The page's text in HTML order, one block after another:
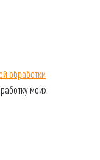
обработки
моих